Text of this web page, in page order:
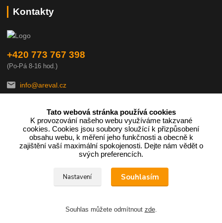
Kontakty
+420 773 767 398
(Po-Pá 8-16 hod.)
info@areval.cz
Podle zákona o evidenci tržeb je prodávající povinen vystavit
Zároveň je povinen zaevidovat přijatou tržbu u správce daně online;
v případě technického výpadku pak nejpozději do 48 hodin.
Tato webová stránka používá cookies
K provozování našeho webu využíváme takzvané
cookies. Cookies jsou soubory sloužící k přizpůsobení
obsahu webu, k měření jeho funkčnosti a obecně k
zajištění vaší maximální spokojenosti. Dejte nám vědět o
svých preferencích.
Nastavení Souhlasím
Souhlas můžete odmítnout zde.